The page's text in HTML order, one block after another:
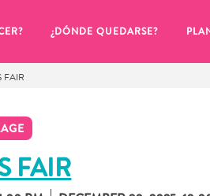
¿DÓNDE QUEDARSE?
FAIR
FAIR